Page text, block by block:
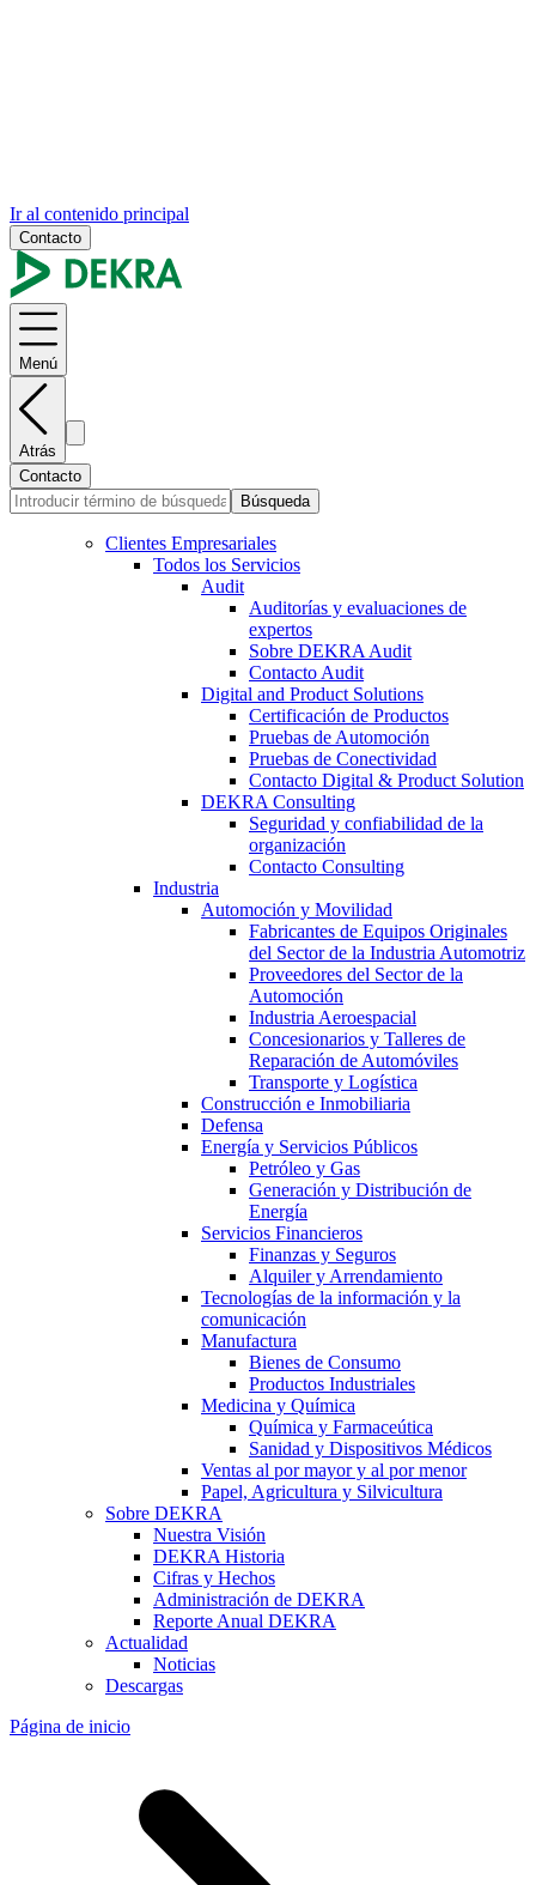
Ir al contenido principal
Contacto
Menú
Atrás
Contacto
Búsqueda
Clientes Empresariales
Todos los Servicios
Audit
Auditorías y evaluaciones de
expertos
Sobre DEKRA Audit
Contacto Audit
Digital and Product Solutions
Certificación de Productos
Pruebas de Automoción
Pruebas de Conectividad
Contacto Digital & Product Solution
DEKRA Consulting
Seguridad y confiabilidad de la
organización
Contacto Consulting
Industria
Automoción y Movilidad
Fabricantes de Equipos Originales
del Sector de la Industria Automotriz
Proveedores del Sector de la
Automoción
Industria Aeroespacial
Concesionarios y Talleres de
Reparación de Automóviles
Transporte y Logística
Construcción e Inmobiliaria
Defensa
Energía y Servicios Públicos
Petróleo y Gas
Generación y Distribución de
Energía
Servicios Financieros
Finanzas y Seguros
Alquiler y Arrendamiento
Tecnologías de la información y la
comunicación
Manufactura
Bienes de Consumo
Productos Industriales
Medicina y Química
Química y Farmaceútica
Sanidad y Dispositivos Médicos
Ventas al por mayor y al por menor
Papel, Agricultura y Silvicultura
Sobre DEKRA
Nuestra Visión
DEKRA Historia
Cifras y Hechos
Administración de DEKRA
Reporte Anual DEKRA
Actualidad
Noticias
Descargas
Página de inicio